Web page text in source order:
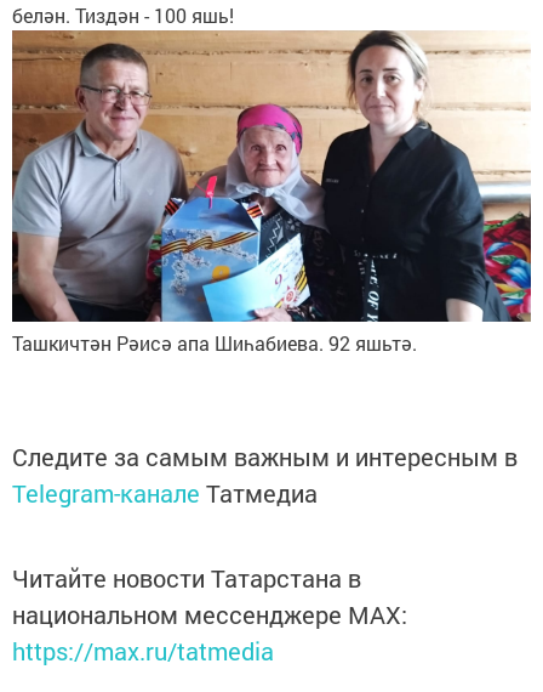
белән. Тиздән - 100 яшь!
Ташкичтән Рәисә апа Шиһабиева. 92 яшьтә.
Следите за самым важным и интересным в
Telegram-канале Татмедиа
Читайте новости Татарстана в
национальном мессенджере MАХ:
https://max.ru/tatmedia